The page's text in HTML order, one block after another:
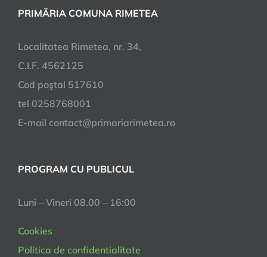
PRIMĂRIA COMUNA RIMETEA
Localitatea Rimetea, nr. 34,
C.I.F. 4562125
Cod poştal 517610
tel 0258768001
E-mail contact@primariarimetea.ro
PROGRAM CU PUBLICUL
Luni – Vineri 08.00 – 16:00
Cookies
Politica de confidentialitate